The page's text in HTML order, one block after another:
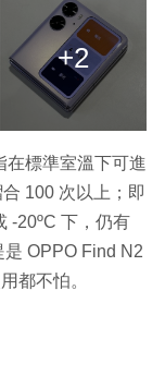
+2
在標準室溫下可進
100 次以上；即
-20ºC 下，仍有
OPPO Find N2
都不怕。